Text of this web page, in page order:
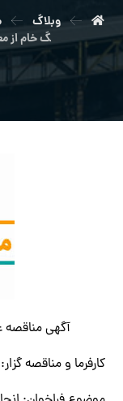
وبلاگ
گ خام از
آگهي مناقصه
كارفرما و مناقصه